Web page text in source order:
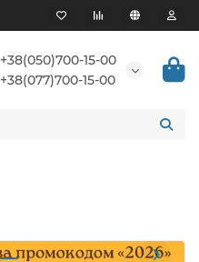
+38(050)700-15-00
+38(077)700-15-00